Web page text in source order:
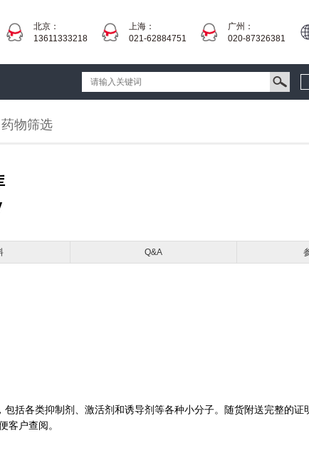
北京：
13611333218
上海：
021-62884751
广州：
020-87326381
药物筛选
Q&A
括各类抑制剂、激活剂和诱导剂等各种小分子。随货附送完整的证
客户查阅。